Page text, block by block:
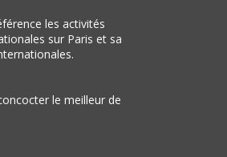
les activités
sur Paris et sa
le meilleur de